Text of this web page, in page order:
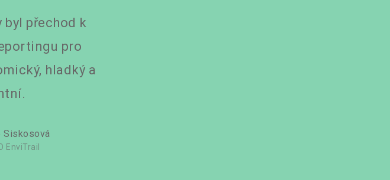
byl přechod k
pro
hladký a
Siskosová
EnviTrail